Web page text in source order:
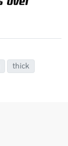
thick